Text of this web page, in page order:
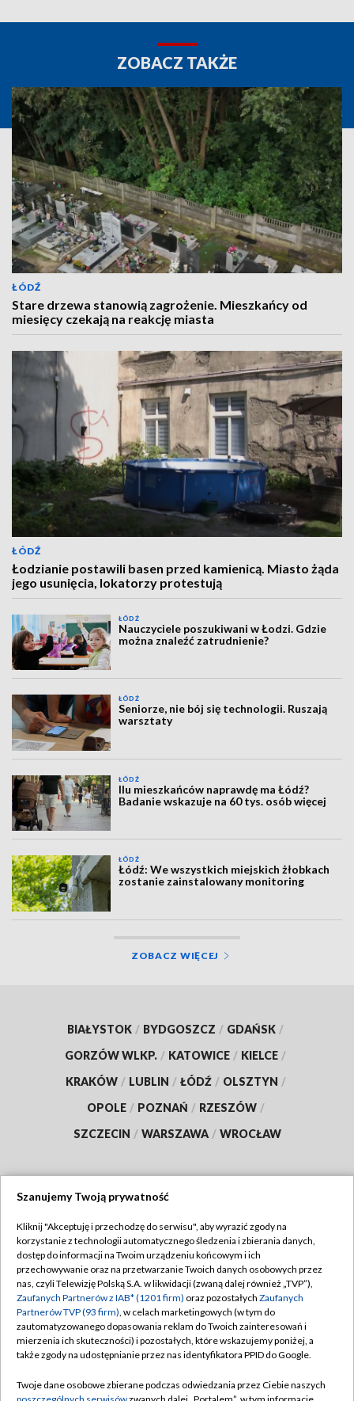
ZOBACZ TAKŻE
ŁÓDŹ
Stare drzewa stanowią zagrożenie. Mieszkańcy od
miesięcy czekają na reakcję miasta
ŁÓDŹ
Łodzianie postawili basen przed kamienicą. Miasto żąda
jego usunięcia, lokatorzy protestują
ŁÓDŹ
Nauczyciele poszukiwani w Łodzi. Gdzie
można znaleźć zatrudnienie?
ŁÓDŹ
Seniorze, nie bój się technologii. Ruszają
warsztaty
ŁÓDŹ
Ilu mieszkańców naprawdę ma Łódź?
Badanie wskazuje na 60 tys. osób więcej
ŁÓDŹ
Łódź: We wszystkich miejskich żłobkach
zostanie zainstalowany monitoring
ZOBACZ WIĘCEJ
BIAŁYSTOK / BYDGOSZCZ / GDAŃSK /
GORZÓW WLKP. / KATOWICE / KIELCE /
KRAKÓW / LUBLIN / ŁÓDŹ / OLSZTYN /
OPOLE / POZNAŃ / RZESZÓW /
SZCZECIN / WARSZAWA / WROCŁAW
TVP
Abonament TVP
Emisja w TVP
Centrum informacji TVP
Naziemna Telewizja Cyfrowa
Rada Programowa
Regulamin TVP
Polityka prywatności
Moje zgody
Pomoc
Szanujemy Twoją prywatność
Kliknij "Akceptuję i przechodzę do serwisu", aby wyrazić zgody na
korzystanie z technologii automatycznego śledzenia i zbierania danych,
dostęp do informacji na Twoim urządzeniu końcowym i ich
przechowywanie oraz na przetwarzanie Twoich danych osobowych przez
nas, czyli Telewizję Polską S.A. w likwidacji (zwaną dalej również „TVP”),
Zaufanych Partnerów z IAB* (1201 firm) oraz pozostałych Zaufanych
Partnerów TVP (93 firm), w celach marketingowych (w tym do
zautomatyzowanego dopasowania reklam do Twoich zainteresowań i
mierzenia ich skuteczności) i pozostałych, które wskazujemy poniżej, a
także zgody na udostępnianie przez nas identyfikatora PPID do Google.
Twoje dane osobowe zbierane podczas odwiedzania przez Ciebie naszych